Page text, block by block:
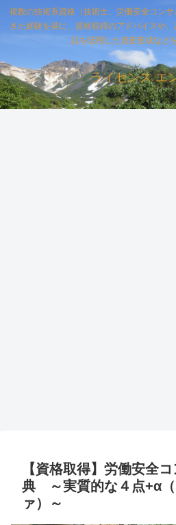
複数の技術系資格（技術士、労働安全コン
きた経験を基に、資格取得のアドバイスや
託を活用した資産形成など
ライセンス エ
【資格取得】労働安全
典 ～実質的な４点+α（
ァ）～